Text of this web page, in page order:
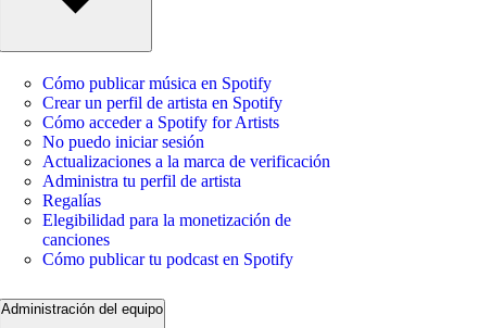
Cómo publicar música en Spotify
Crear un perfil de artista en Spotify
Cómo acceder a Spotify for Artists
No puedo iniciar sesión
Actualizaciones a la marca de verificación
Administra tu perfil de artista
Regalías
Elegibilidad para la monetización de
canciones
Cómo publicar tu podcast en Spotify
Administración del equipo